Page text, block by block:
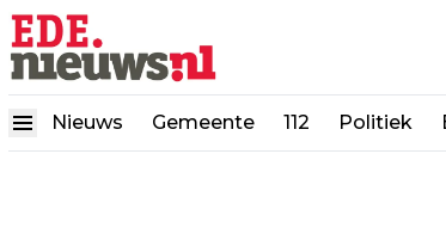
Nieuws Gemeente 112 Politiek